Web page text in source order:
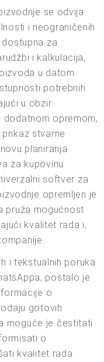
se odvija
i neograničenih
za
i kalkulacija,
u datom
potrebnih
u obzir
opremom,
stvarne
planiranja
za kupovinu
softver za
opremljen je
pruža mogućnost
kvalitet rada i,
i tekstualnih poruka
postalo je
o
gotovih
moguće je čestitati
o
kvalitet rada